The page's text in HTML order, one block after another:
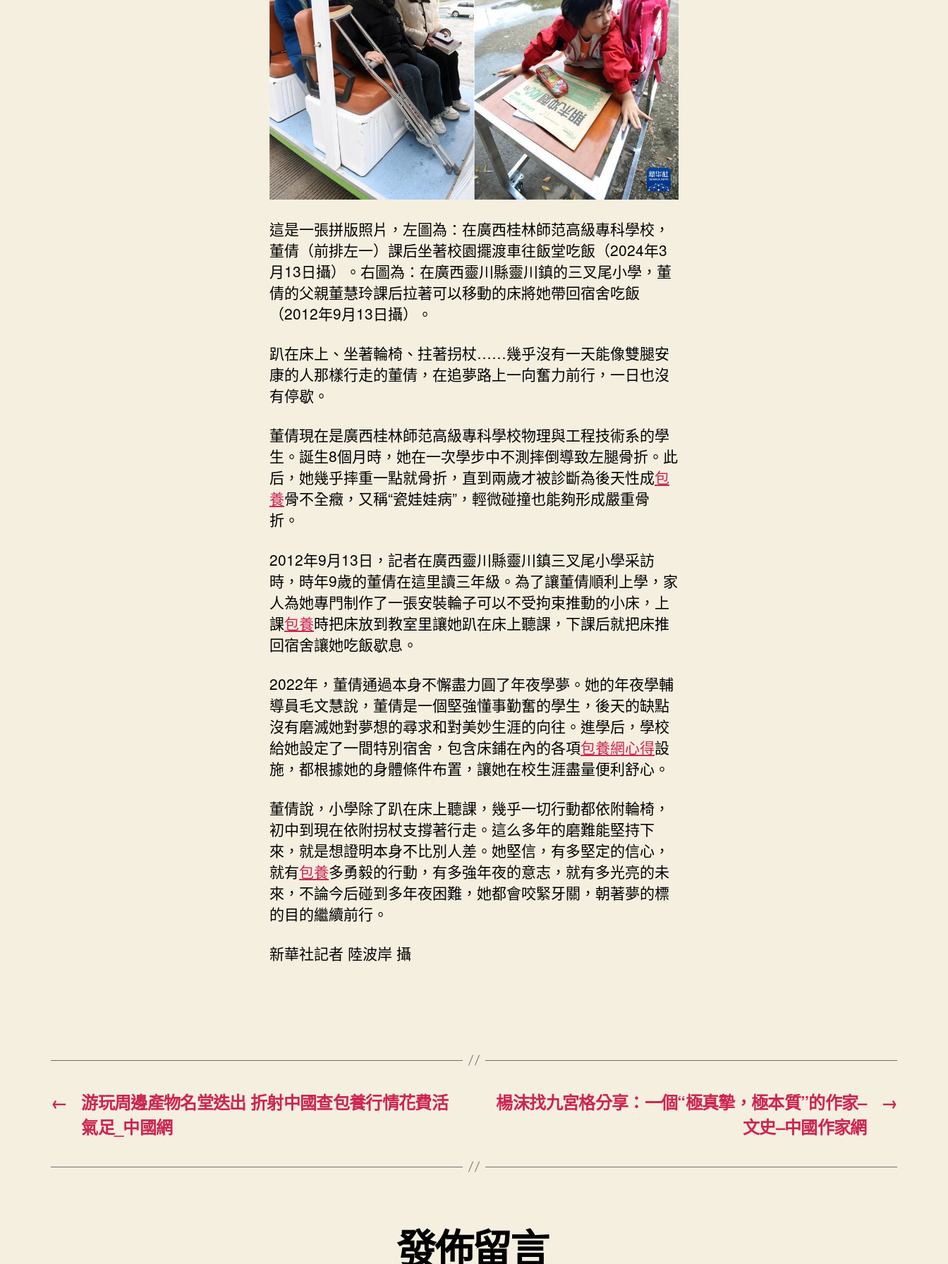
圓
年
夜
學
夢
_
中
國
網〉
這是一張拼版照片，左圖為：在廣西桂林師范高級專科學校，
董倩（前排左一）課后坐著校園擺渡車往飯堂吃飯（2024年3
月13日攝）。右圖為：在廣西靈川縣靈川鎮的三叉尾小學，董
倩的父親董慧玲課后拉著可以移動的床將她帶回宿舍吃飯
（2012年9月13日攝）。
趴在床上、坐著輪椅、拄著拐杖……幾乎沒有一天能像雙腿安
康的人那樣行走的董倩，在追夢路上一向奮力前行，一日也沒
有停歇。
董倩現在是廣西桂林師范高級專科學校物理與工程技術系的學
生。誕生8個月時，她在一次學步中不測摔倒導致左腿骨折。此
后，她幾乎摔重一點就骨折，直到兩歲才被診斷為後天性成包
養骨不全癥，又稱“瓷娃娃病”，輕微碰撞也能夠形成嚴重骨
折。
2012年9月13日，記者在廣西靈川縣靈川鎮三叉尾小學采訪
時，時年9歲的董倩在這里讀三年級。為了讓董倩順利上學，家
人為她專門制作了一張安裝輪子可以不受拘束推動的小床，上
課包養時把床放到教室里讓她趴在床上聽課，下課后就把床推
回宿舍讓她吃飯歇息。
2022年，董倩通過本身不懈盡力圓了年夜學夢。她的年夜學輔
導員毛文慧說，董倩是一個堅強懂事勤奮的學生，後天的缺點
沒有磨滅她對夢想的尋求和對美妙生涯的向往。進學后，學校
給她設定了一間特別宿舍，包含床鋪在內的各項包養網心得設
施，都根據她的身體條件布置，讓她在校生涯盡量便利舒心。
董倩說，小學除了趴在床上聽課，幾乎一切行動都依附輪椅，
初中到現在依附拐杖支撐著行走。這么多年的磨難能堅持下
來，就是想證明本身不比別人差。她堅信，有多堅定的信心，
就有包養多勇毅的行動，有多強年夜的意志，就有多光亮的未
來，不論今后碰到多年夜困難，她都會咬緊牙關，朝著夢的標
的目的繼續前行。
新華社記者 陸波岸 攝
←
游玩周邊產物名堂迭出 折射中國查包養行情花費活
氣足_中國網
→
楊沫找九宮格分享：一個“極真摯，極本質”的作家–
文史–中國作家網
發佈留言